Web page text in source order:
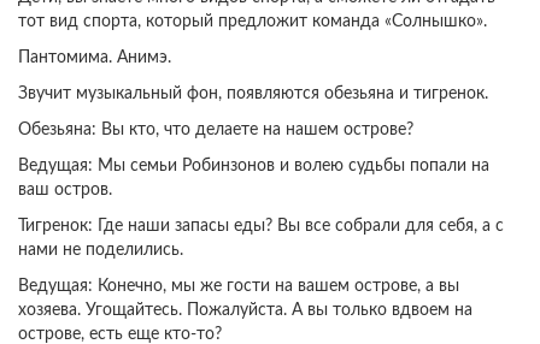
тот вид спорта, который предложит команда «Солнышко».
Пантомима. Анимэ.
Звучит музыкальный фон, появляются обезьяна и тигренок.
Обезьяна: Вы кто, что делаете на нашем острове?
Ведущая: Мы семьи Робинзонов и волею судьбы попали на
ваш остров.
Тигренок: Где наши запасы еды? Вы все собрали для себя, а с
нами не поделились.
Ведущая: Конечно, мы же гости на вашем острове, а вы
хозяева. Угощайтесь. Пожалуйста. А вы только вдвоем на
острове, есть еще кто-то?